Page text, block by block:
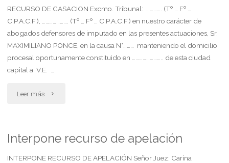
apelación
por
montos
RECURSO DE CASACION Excmo. Tribunal: …………. (Tº … Fº …
C.P.A.C.F.), …………………. (Tº … Fº … C.P.A.C.F.) en nuestro carácter de
abogados defensores de imputado en las presentes actuaciones, Sr.
MAXIMILIANO PONCE, en la causa N°……… manteniendo el domicilio
procesal oportunamente constituido en …………………….. de esta ciudad
capital a V.E. …
Leer más "Recurso
Interpone recurso de apelación
INTERPONE RECURSO DE APELACIÓN Señor Juez: Carina